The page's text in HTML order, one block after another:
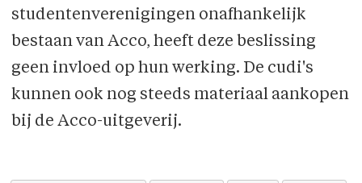
studentenverenigingen onafhankelijk
bestaan van Acco, heeft deze beslissing
geen invloed op hun werking. De cudi's
kunnen ook nog steeds materiaal aankopen
bij de Acco-uitgeverij.